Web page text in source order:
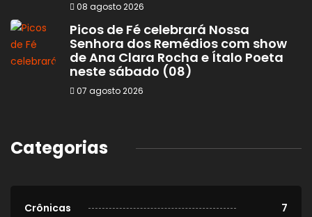
08 agosto 2026
Picos de Fé celebrará Nossa
Senhora dos Remédios com show
de Ana Clara Rocha e Ítalo Poeta
neste sábado (08)
07 agosto 2026
Categorias
Crônicas 7